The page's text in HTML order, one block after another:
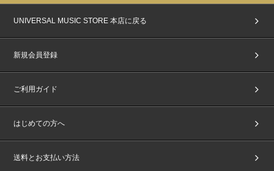
UNIVERSAL MUSIC STORE 本店に戻る
新規会員登録
ご利用ガイド
はじめての方へ
送料とお支払い方法